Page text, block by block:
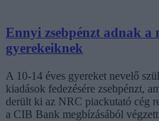
Ennyi zsebpénzt adnak a
gyerekeiknek
A 10-14 éves gyereket nevelő
kiadások fedezésére zsebpénzt,
derült ki az NRC piackutató cég
a CIB Bank megbízásából